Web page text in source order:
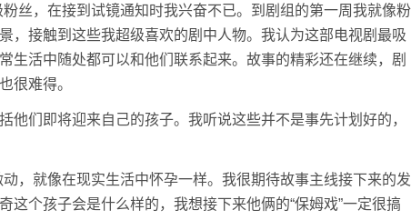
丝，在接到试镜通知时我兴奋不已。到剧组的第一周我就像粉
，接触到这些我超级喜欢的剧中人物。我认为这部电视剧最吸
生活中随处都可以和他们联系起来。故事的精彩还在继续，剧
很难得。
他们即将迎来自己的孩子。我听说这些并不是事先计划好的，
，就像在现实生活中怀孕一样。我很期待故事主线接下来的发
这个孩子会是什么样的，我想接下来他俩的“保姆戏”一定很搞